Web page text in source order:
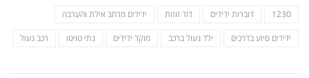
1230 דוברות ידידים דוד זוזות ידידים מרחב אילת והערבה
ידידים סיוע בדרכים ילד נעול ברכב מוקד ידידים נתי טויטו רכב נעול